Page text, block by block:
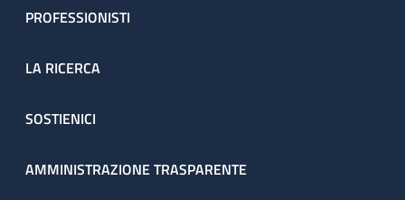
PROFESSIONISTI
LA RICERCA
SOSTIENICI
AMMINISTRAZIONE TRASPARENTE